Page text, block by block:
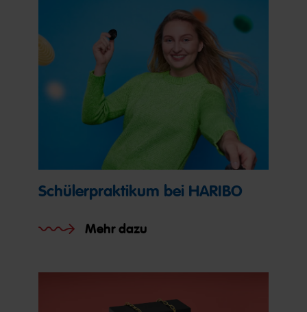
Schülerpraktikum bei HARIBO
Mehr dazu